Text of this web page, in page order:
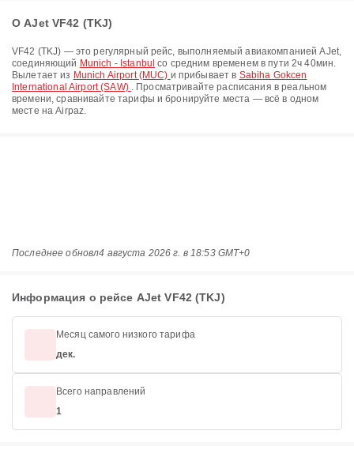
О AJet VF42 (TKJ)
VF42 (TKJ) — это регулярный рейс, выполняемый авиакомпаниейAJet,
соединяющий Munich - Istanbul со средним временем в пути 2ч 40мин.
Вылетает из Munich Airport (MUC) и прибывает в Sabiha Gokcen
International Airport (SAW) . Просматривайте расписания в реальном
времени, сравнивайте тарифы и бронируйте места — всё в одном
месте на Airpaz.
Последнее обновл4 августа 2026 г. в 18:53 GMT+0
Информация о рейсе AJet VF42 (TKJ)
Месяц самого низкого тарифа
дек.
Всего направлений
1